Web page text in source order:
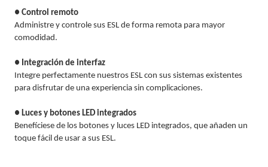
● Control remoto
Administre y controle sus ESL de forma remota para mayor
comodidad.
● Integración de interfaz
Integre perfectamente nuestros ESL con sus sistemas existentes
para disfrutar de una experiencia sin complicaciones.
● Luces y botones LED integrados
Benefíciese de los botones y luces LED integrados, que añaden un
toque fácil de usar a sus ESL.